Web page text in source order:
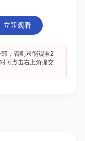
立即观看
，否则只能观看2
可点击右上角提交